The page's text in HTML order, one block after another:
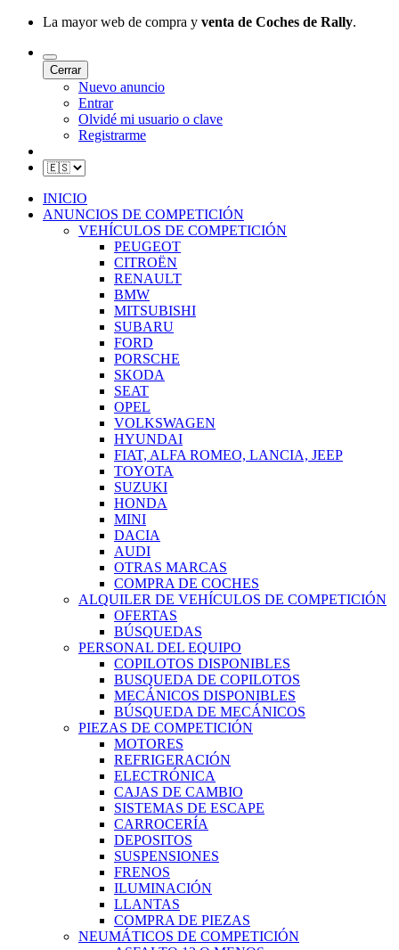
La mayor web de compra y venta de Coches de Rally.
Cerrar
Nuevo anuncio
Entrar
Olvidé mi usuario o clave
Registrarme
INICIO
ANUNCIOS DE COMPETICIÓN
VEHÍCULOS DE COMPETICIÓN
PEUGEOT
CITROËN
RENAULT
BMW
MITSUBISHI
SUBARU
FORD
PORSCHE
SKODA
SEAT
OPEL
VOLKSWAGEN
HYUNDAI
FIAT, ALFA ROMEO, LANCIA, JEEP
TOYOTA
SUZUKI
HONDA
MINI
DACIA
AUDI
OTRAS MARCAS
COMPRA DE COCHES
ALQUILER DE VEHÍCULOS DE COMPETICIÓN
OFERTAS
BÚSQUEDAS
PERSONAL DEL EQUIPO
COPILOTOS DISPONIBLES
BUSQUEDA DE COPILOTOS
MECÁNICOS DISPONIBLES
BÚSQUEDA DE MECÁNICOS
PIEZAS DE COMPETICIÓN
MOTORES
REFRIGERACIÓN
ELECTRÓNICA
CAJAS DE CAMBIO
SISTEMAS DE ESCAPE
CARROCERÍA
DEPOSITOS
SUSPENSIONES
FRENOS
ILUMINACIÓN
LLANTAS
COMPRA DE PIEZAS
NEUMÁTICOS DE COMPETICIÓN